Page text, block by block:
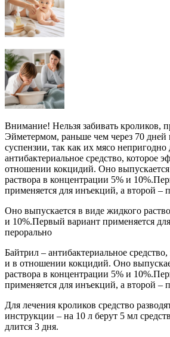
Внимание! Нельзя забивать кроликов,
Эйметермом, раньше чем через 70 дней
суспензии, так как их мясо
антибактериальное средство, которое
отношении кокцидий. Оно
раствора в концентрации 5% и
применяется для инъекций, а второй –
Оно выпускается в виде жидкого
и 10%.Первый вариант применяется
перорально
Байтрил – антибактериальное
и в отношении кокцидий. Оно
раствора в концентрации 5% и
применяется для инъекций, а второй –
Для лечения кроликов средство
инструкции – на 10 л берут 5 мл
длится 3 дня.